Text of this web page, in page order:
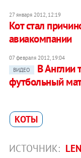
27 января 2012, 12:19
Кот стал
авиакомпании
07 февраля 2012, 19:04
ВИДЕО
В Англии
футбольный
КОТЫ
ИСТОЧНИК: